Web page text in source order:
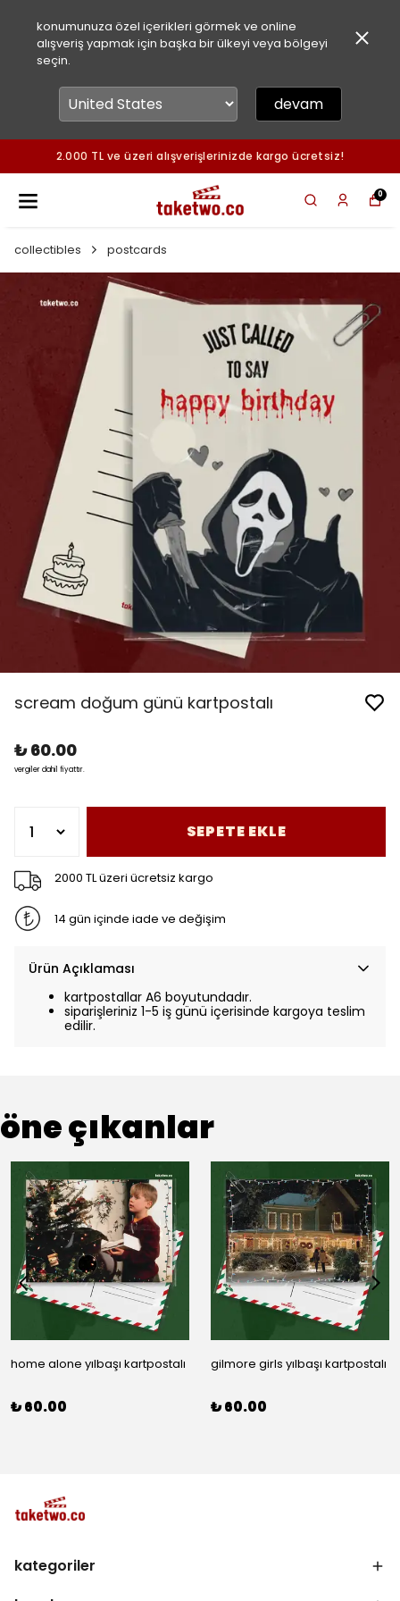
konumunuza özel içerikleri görmek ve online
alışveriş yapmak için başka bir ülkeyi veya bölgeyi
seçin.
devam
2.000 TL ve üzeri alışverişlerinizde kargo ücretsiz!
0
collectibles postcards
scream doğum günü kartpostalı
₺ 60.00
vergiler dahil fiyattır.
SEPETE EKLE
2000 TL üzeri ücretsiz kargo
14 gün içinde iade ve değişim
Ürün Açıklaması
kartpostallar A6 boyutundadır.
siparişleriniz 1-5 iş günü içerisinde kargoya teslim
edilir.
öne çıkanlar
home alone yılbaşı kartpostalı
₺ 60.00
gilmore girls yılbaşı kartpostalı
₺ 60.00
kategoriler